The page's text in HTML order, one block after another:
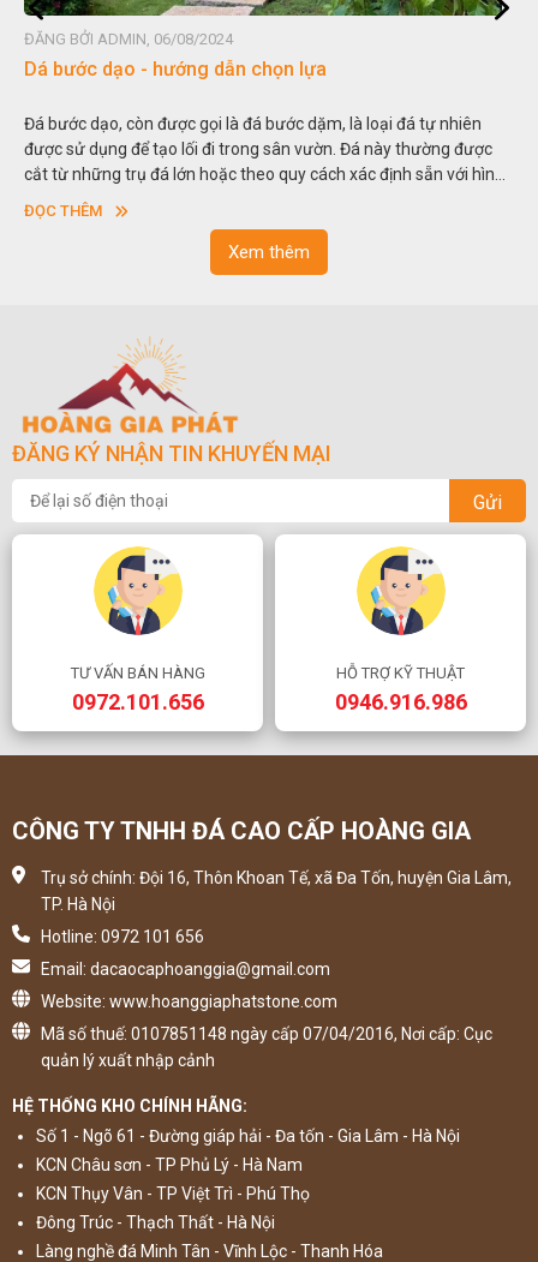
ĐĂNG BỞI ADMIN, 06/08/2024
Dá bước dạo - hướng dẫn chọn lựa
Đá bước dạo, còn được gọi là đá bước dặm, là loại đá tự nhiên
được sử dụng để tạo lối đi trong sân vườn. Đá này thường được
cắt từ những trụ đá lớn hoặc theo quy cách xác định sẵn với hình
vuông hoặc hình chữ nhật và có độ dày khác nhau.
ĐỌC THÊM
Xem thêm
ĐĂNG KÝ NHẬN TIN KHUYẾN MẠI
Gửi
TƯ VẤN BÁN HÀNG
0972.101.656
HỖ TRỢ KỸ THUẬT
0946.916.986
CÔNG TY TNHH ĐÁ CAO CẤP HOÀNG GIA
Trụ sở chính: Đội 16, Thôn Khoan Tế, xã Đa Tốn, huyện Gia Lâm,
TP. Hà Nội
Hotline: 0972 101 656
Email: dacaocaphoanggia@gmail.com
Website: www.hoanggiaphatstone.com
Mã số thuế: 0107851148 ngày cấp 07/04/2016, Nơi cấp: Cục
quản lý xuất nhập cảnh
HỆ THỐNG KHO CHÍNH HÃNG:
Số 1 - Ngõ 61 - Đường giáp hải - Đa tốn - Gia Lâm - Hà Nội
KCN Châu sơn - TP Phủ Lý - Hà Nam
KCN Thụy Vân - TP Việt Trì - Phú Thọ
Đông Trúc - Thạch Thất - Hà Nội
Làng nghề đá Minh Tân - Vĩnh Lộc - Thanh Hóa